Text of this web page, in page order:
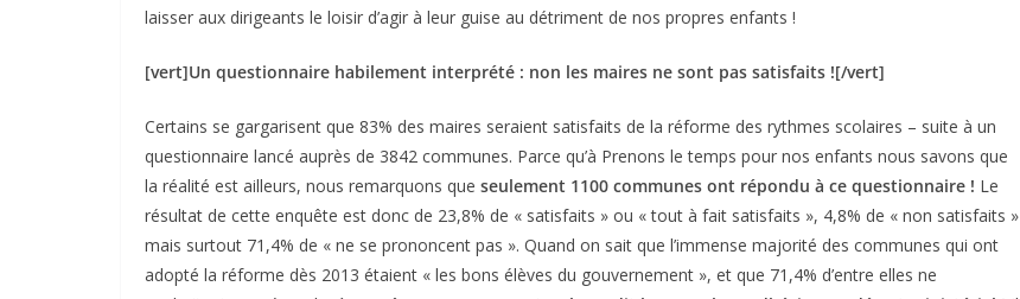
laisser aux dirigeants le loisir d’agir à leur guise au détriment de nos propres enfants !
[vert]Un questionnaire habilement interprété : non les maires ne sont pas satisfaits ![/vert]
Certains se gargarisent que 83% des maires seraient satisfaits de la réforme des rythmes scolaires – suite à un
questionnaire lancé auprès de 3842 communes. Parce qu’à Prenons le temps pour nos enfants nous savons que
la réalité est ailleurs, nous remarquons que seulement 1100 communes ont répondu à ce questionnaire ! Le
résultat de cette enquête est donc de 23,8% de « satisfaits » ou « tout à fait satisfaits », 4,8% de « non satisfaits »
mais surtout 71,4% de « ne se prononcent pas ». Quand on sait que l’immense majorité des communes qui ont
adopté la réforme dès 2013 étaient « les bons élèves du gouvernement », et que 71,4% d’entre elles ne